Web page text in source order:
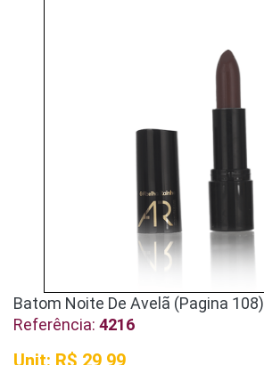
Batom Noite De Avelã (Pagina 108)
Referência: 4216
Unit: R$ 29,99